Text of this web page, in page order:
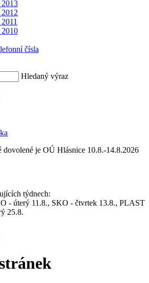
čísla
Hledaný výraz
dovolené je OÚ Hlásnice 10.8.-14.8.2026
týdnech:
- úterý 11.8., SKO - čtvrtek 13.8., PLAST
25.8.